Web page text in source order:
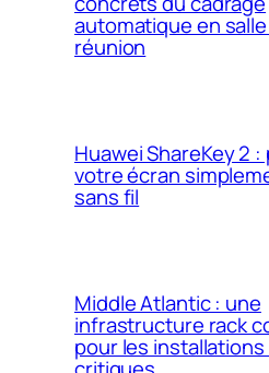
automatique en
réunion
Huawei ShareKey 2
votre écran
sans fil
Middle Atlantic : une
infrastructure rack
pour les installations